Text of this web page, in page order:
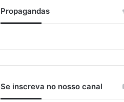
Propagandas
Se inscreva no nosso canal